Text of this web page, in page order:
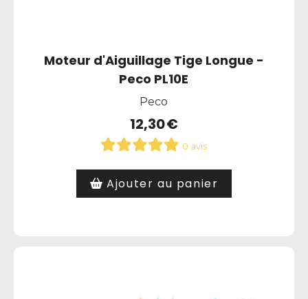
Moteur d'Aiguillage Tige Longue -
Peco PL10E
Peco
12,30€
0 avis
Ajouter au panier